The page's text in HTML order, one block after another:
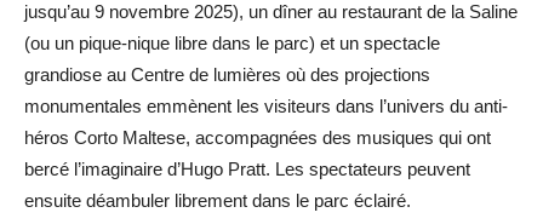
jusqu’au 9 novembre 2025), un dîner au restaurant de la Saline
(ou un pique-nique libre dans le parc) et un spectacle
grandiose au Centre de lumières où des projections
monumentales emmènent les visiteurs dans l’univers du anti-
héros Corto Maltese, accompagnées des musiques qui ont
bercé l’imaginaire d’Hugo Pratt. Les spectateurs peuvent
ensuite déambuler librement dans le parc éclairé.